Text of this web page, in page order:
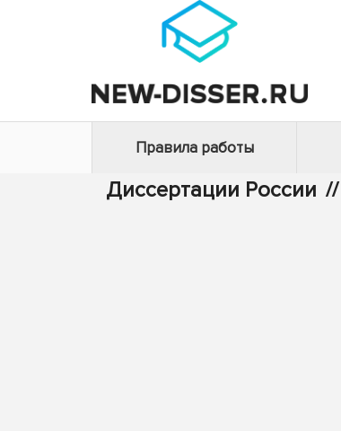
Правила работы
Диссертации России //